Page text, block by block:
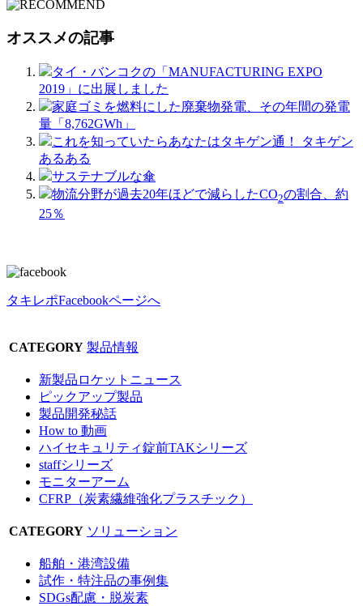
オススメの記事
タイ・バンコクの「MANUFACTURING EXPO
2019」に出展しました
家庭ゴミを燃料にした廃棄物発電、その年間の発電
量「8,762GWh」
これを知っていたらあなたはタキゲン通！ タキゲン
あるある
サステナブルな傘
物流分野が過去20年ほどで減らしたCO2の割合、約
25％
タキレポFacebookページへ
CATEGORY 製品情報
新製品ロケットニュース
ピックアップ製品
製品開発秘話
How to 動画
ハイセキュリティ錠前TAKシリーズ
staffシリーズ
モニターアーム
CFRP（炭素繊維強化プラスチック）
CATEGORY ソリューション
船舶・港湾設備
試作・特注品の事例集
SDGs配慮・脱炭素